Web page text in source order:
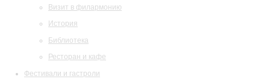
Визит в филармонию
История
Библиотека
Ресторан и кафе
Фестивали и гастроли